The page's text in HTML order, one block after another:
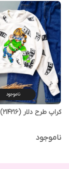
ناموجود
کراپ طرح دلار (214216)
ناموجود